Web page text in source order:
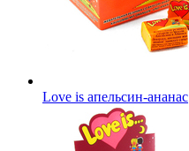
Love is апельсин-ананас